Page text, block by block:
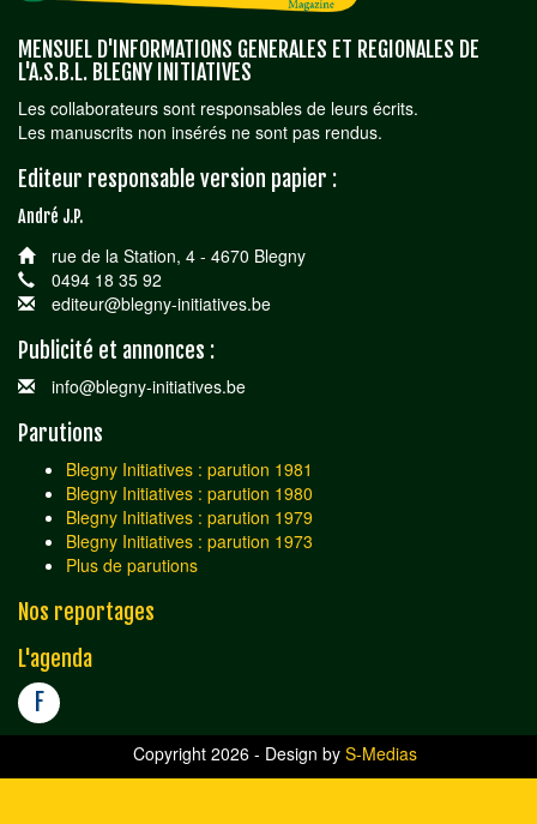
MENSUEL D'INFORMATIONS GENERALES ET REGIONALES DE
L'A.S.B.L. BLEGNY INITIATIVES
Les collaborateurs sont responsables de leurs écrits.
Les manuscrits non insérés ne sont pas rendus.
Editeur responsable version papier :
André J.P.
rue de la Station, 4 - 4670 Blegny
0494 18 35 92
editeur@blegny-initiatives.be
Publicité et annonces :
info@blegny-initiatives.be
Parutions
Blegny Initiatives : parution 1981
Blegny Initiatives : parution 1980
Blegny Initiatives : parution 1979
Blegny Initiatives : parution 1973
Plus de parutions
Nos reportages
L'agenda
F
Copyright 2026 - Design by S-Medias